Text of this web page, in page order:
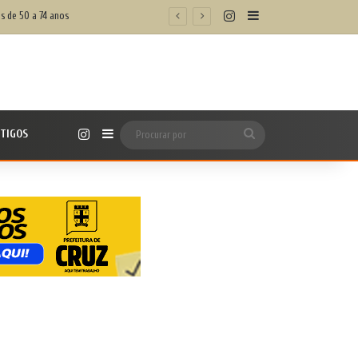
de 50 a 74 anos InstagramBarra Lateral
InstagramBarra Lateral
por